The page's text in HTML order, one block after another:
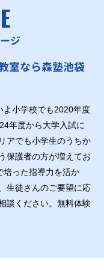
ジ
室なら森塾池袋
よ小学校でも2020年度
年度から大学入試に
アでも小学生のうちか
保護者の方が増えてお
培った指導力を活か
生徒さんのご要望に応
談ください。無料体験